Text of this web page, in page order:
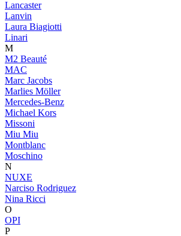
Lancaster
Lanvin
Laura Biagiotti
Linari
M
M2 Beauté
MAC
Marc Jacobs
Marlies Möller
Mercedes-Benz
Michael Kors
Missoni
Miu Miu
Montblanc
Moschino
N
NUXE
Narciso Rodriguez
Nina Ricci
O
OPI
P